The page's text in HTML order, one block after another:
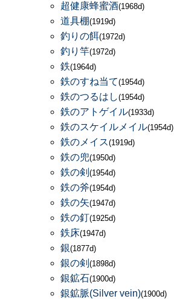
超健康蜂蜜酒(1968d)
道具棚(1919d)
釣りの餌(1972d)
釣り竿(1972d)
鉄(1964d)
鉄のすね当て(1954d)
鉄のつるはし(1954d)
鉄のアトゲイル(1933d)
鉄のスケイルメイル(1954d)
鉄のメイス(1919d)
鉄の兜(1950d)
鉄の剣 (1954d)
鉄の斧(1954d)
鉄の矢(1947d)
鉄の釘(1925d)
鉄床(1947d)
銀(1877d)
銀の剣 (1898d)
銀鉱石(1900d)
銀鉱脈(Silver vein)(1900d)